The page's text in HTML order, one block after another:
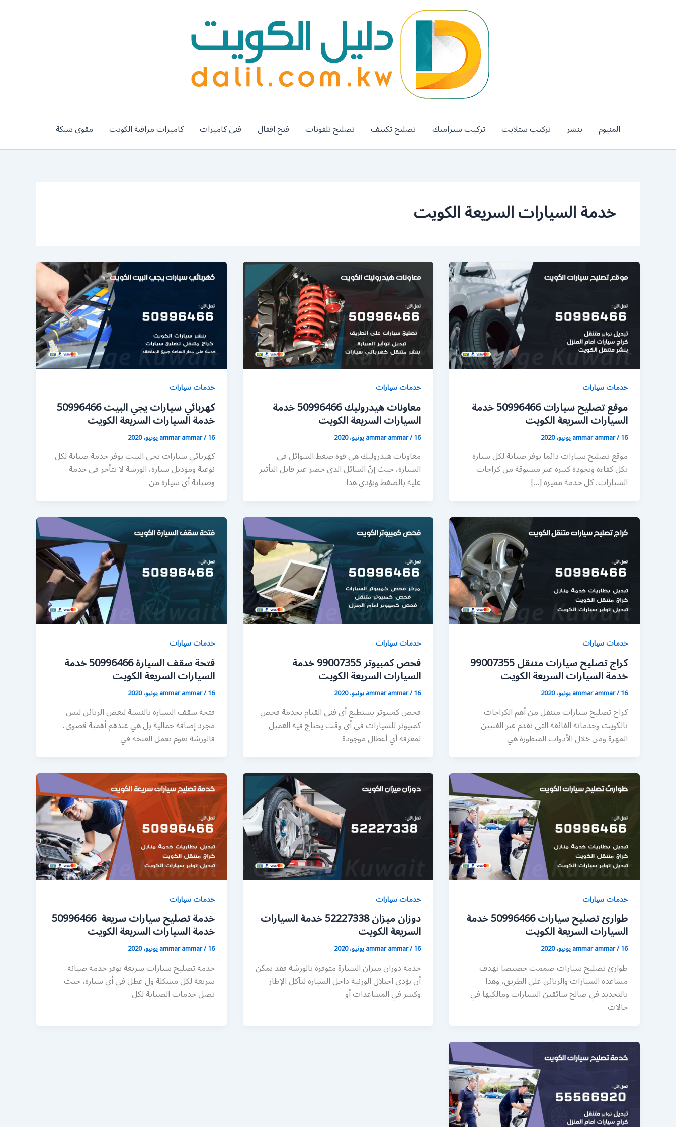
المنيوم بنشر تركيب ستلايت تركيب سيراميك تصليح تكييف تصليح تلفونات فتح اقفال فني كاميرات كاميرات مراقبة الكويت مقوي شبكة
خدمة السيارات السريعة الكويت
خدمات سيارات
موقع تصليح سيارات 50996466 خدمة
السيارات السريعة الكويت
ammar ammar/16 يونيو، 2020
موقع تصليح سيارات دائما يوفر صيانة لكل سيارة
بكل كفاءة وبجودة كبيرة غير مسبوقة من كراجات
السيارات، كل خدمة مميزة […]
خدمات سيارات
معاونات هيدروليك 50996466 خدمة
السيارات السريعة الكويت
ammar ammar/16 يونيو، 2020
معاونات هيدروليك هي قوة ضغط السوائل في
السيارة، حيث إنّ السائل الذي حصر غير قابل التأثير
عليه بالضغط ويؤدي هذا
خدمات سيارات
كهربائي سيارات يجي البيت 50996466
خدمة السيارات السريعة الكويت
ammar ammar/16 يونيو، 2020
كهربائي سيارات يجي البيت يوفر خدمة صيانة لكل
نوعية وموديل سيارة، الورشة لا تتأخر في خدمة
وصيانة أي سيارة من
خدمات سيارات
كراج تصليح سيارات متنقل 99007355
خدمة السيارات السريعة الكويت
ammar ammar/16 يونيو، 2020
كراج تصليح سيارات متنقل من أهم الكراجات
بالكويت وخدماته الفائقة التي تقدم عبر الفنيين
المهرة ومن خلال الأدوات المتطورة هي
خدمات سيارات
فحص كمبيوتر 99007355 خدمة
السيارات السريعة الكويت
ammar ammar/16 يونيو، 2020
فحص كمبيوتر يستطيع أي فني القيام بخدمة فحص
كمبيوتر للسيارات في أي وقت يحتاج فيه العميل
لمعرفة أي أعطال موجودة
خدمات سيارات
فتحة سقف السيارة 50996466 خدمة
السيارات السريعة الكويت
ammar ammar/16 يونيو، 2020
فتحة سقف السيارة بالنسبة لبعض الزبائن ليس
مجرد إضافة جمالية بل هي عندهم أهمية قصوى،
فالورشة تقوم بعمل الفتحة في
خدمات سيارات
طوارئ تصليح سيارات 50996466 خدمة
السيارات السريعة الكويت
ammar ammar/16 يونيو، 2020
طوارئ تصليح سيارات صممت خصيصا بهدف
مساعدة السيارات والزبائن على الطريق، وهذا
بالتحديد في صالح سائقين السيارات ومالكيها في
حالات
خدمات سيارات
دوزان ميزان 52227338 خدمة السيارات
السريعة الكويت
ammar ammar/16 يونيو، 2020
خدمة دوزان ميزان السيارة متوفرة بالورشة فقد يمكن
أن يؤدي اختلال الوزنية داخل السيارة لتآكل الإطار
وكسر في المساعدات أو
خدمات سيارات
خدمة تصليح سيارات سريعة 50996466
خدمة السيارات السريعة الكويت
ammar ammar/16 يونيو، 2020
خدمة تصليح سيارات سريعة يوفر خدمة صيانة
سريعة لكل مشكلة ول عطل في أي سيارة، حيث
تصل خدمات الصيانة لكل